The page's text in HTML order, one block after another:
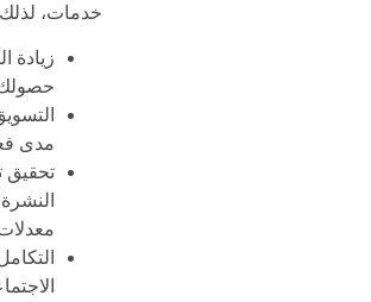
خدمات، لذلك يوضح لك
زيادة
حصولك
مدى
تحقيق